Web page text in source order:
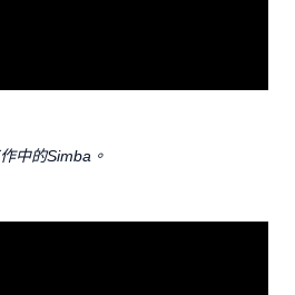
中的Simba。